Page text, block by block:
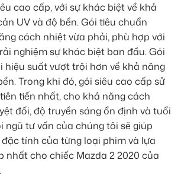
cao cấp, với sự khác biệt về khả
UV và độ bền. Gói tiêu chuẩn
cách nhiệt vừa phải, phù hợp với
nghiệm sự khác biệt ban đầu. Gói
hiệu suất vượt trội hơn về khả năng
Trong khi đó, gói siêu cao cấp sử
tiến nhất, cho khả năng cách
đối, độ truyền sáng ổn định và tuổi
tư vấn của chúng tôi sẽ giúp
tính của từng loại phim và lựa
nhất cho chiếc Mazda 2 2020 của